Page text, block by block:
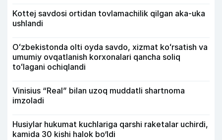
Kottej savdosi ortidan tovlamachilik qilgan aka-uka
ushlandi
Oʻzbekistonda olti oyda savdo, xizmat koʻrsatish va
umumiy ovqatlanish korxonalari qancha soliq
toʻlagani ochiqlandi
Vinisius “Real” bilan uzoq muddatli shartnoma
imzoladi
Husiylar hukumat kuchlariga qarshi raketalar uchirdi,
kamida 30 kishi halok bo‘ldi